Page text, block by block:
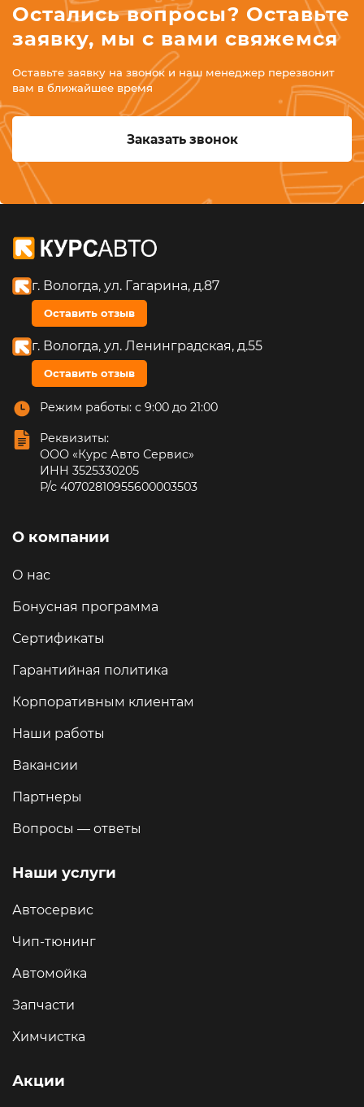
Остались вопросы? Оставьте
заявку, мы с вами свяжемся
Оставьте заявку на звонок и наш менеджер перезвонит
вам в ближайшее время
Заказать звонок
г. Вологда, ул. Гагарина, д.87
Оставить отзыв
г. Вологда, ул. Ленинградская, д.55
Оставить отзыв
Режим работы: с 9:00 до 21:00
Реквизиты:
ООО «Курс Авто Сервис»
ИНН 3525330205
Р/с 40702810955600003503
О компании
О нас
Бонусная программа
Сертификаты
Гарантийная политика
Корпоративным клиентам
Наши работы
Вакансии
Партнеры
Вопросы — ответы
Наши услуги
Автосервис
Чип-тюнинг
Автомойка
Запчасти
Химчистка
Акции